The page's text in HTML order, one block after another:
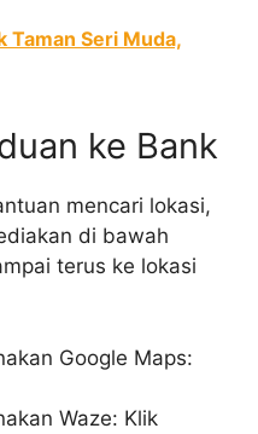
Taman Seri Muda,
ke Bank
mencari lokasi,
di bawah
terus ke lokasi
Google Maps:
Waze: Klik